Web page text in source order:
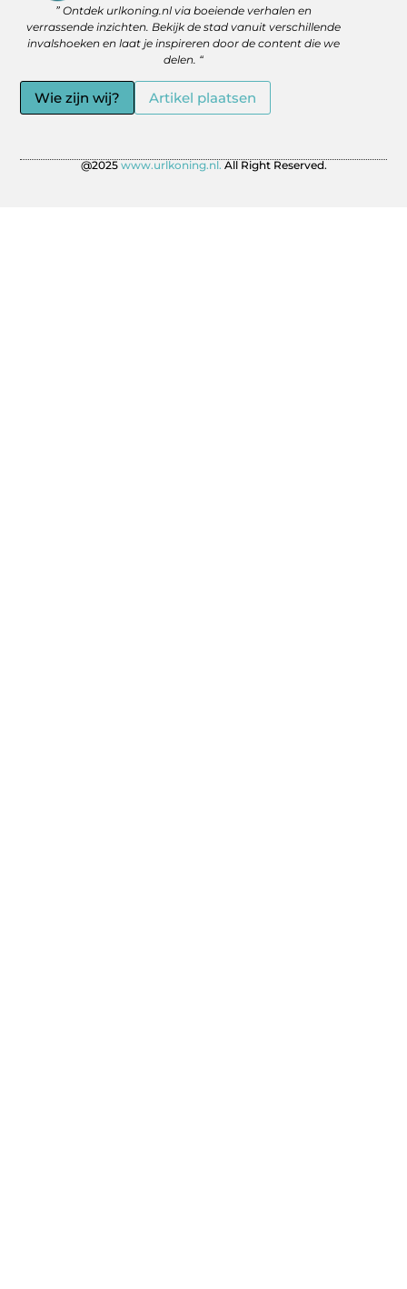
” Ontdek urlkoning.nl via boeiende verhalen en
verrassende inzichten. Bekijk de stad vanuit verschillende
invalshoeken en laat je inspireren door de content die we
delen. “
Wie zijn wij? Artikel plaatsen
@2025www.urlkoning.nl.All Right Reserved.